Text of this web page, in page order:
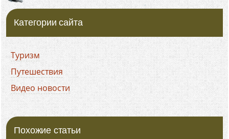
Категории сайта
Туризм
Путешествия
Видео новости
Похожие статьи